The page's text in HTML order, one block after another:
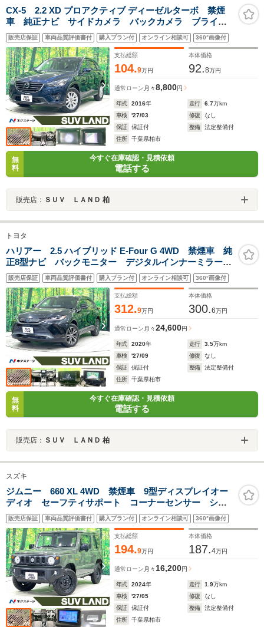
CX-5 2.2 XD プロアクティブ ディーゼルターボ 禁煙
車 純正ナビ サイドカメラ バックカメラ ブライド
スポット レーダークルーズ 衝突被害軽減 コーナー
センサー スマートキー LEDヘッド ETC 純正17イ
ンチアルミ
販売店保証 車両品質評価書付 購入プラン付 オンライン相談可 360°画像付
支払総額
104.9万円
本体価格
92.8万円
通常ローン 月々8,800円
年式 2016年 走行 6.7万km
車検
'27/03 修復
なし
保証
保証付 整備
法定整備付
住所
千葉県柏市
無
料
今すぐ在庫確認・見積依頼
電話する
販売店： ＳＵＶ ＬＡＮＤ 柏
トヨタ
ハリアー 2.5 ハイブリッド E-Four G 4WD 禁煙車 純
正8型ナビ バックモニター デジタルインナーミラー
レーダークルーズ 電動リアゲート コーナーセンサ
ー オートハイビーム ハーフレザー LEDヘッドライ
ト 純正18インチAW ETC
販売店保証 車両品質評価書付 購入プラン付 オンライン相談可 360°画像付
支払総額
312.9万円
本体価格
300.6万円
通常ローン 月々24,600円
年式 2020年 走行 3.5万km
車検
'27/09 修復
なし
保証
保証付 整備
法定整備付
住所
千葉県柏市
無
料
今すぐ在庫確認・見積依頼
電話する
販売店： ＳＵＶ ＬＡＮＤ 柏
スズキ
ジムニー 660 XL 4WD 禁煙車 9型ディスプレイオー
ディオ セーフティサポート コーナーセンサー シー
トヒーター スマートキー ビルトインETC 純正16イ
ンチアルミ オートハイビーム ダウンヒルアシスト
オートエアコン
販売店保証 車両品質評価書付 購入プラン付 オンライン相談可 360°画像付
支払総額
194.9万円
本体価格
187.4万円
通常ローン 月々 16,200円
年式 2024年 走行 1.9万km
車検
'27/05 修復
なし
保証
保証付 整備
法定整備付
住所
千葉県柏市